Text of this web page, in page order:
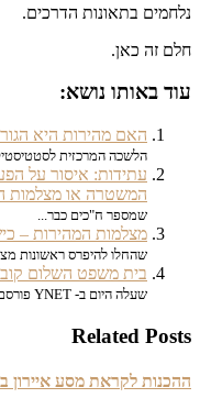
נלחמים בתאונות הדרכים.
חלם זה כאן.
עוד באותו נושא:
האם מהירות היא הגורם מס' 1
הלשכה המרכזית
עתידות: איסור על
המשטרה או מצלמות
שמספר ח"כים כבר...
מצלמות המהירות –
שהחלו להיפרס ראשונות
בית משפט השלום
שעלה היום ב- YNET פורסם כי מצלמות המהירות הנייחות (אותן מצלמות...
Related Posts
ההכנות לקראת מסע איירון באט 2011